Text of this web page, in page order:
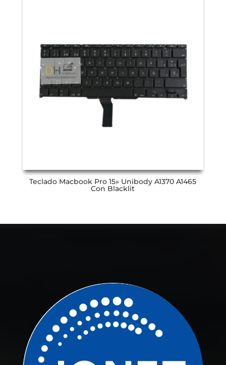
Teclado Macbook Pro 15» Unibody A1370 A1465
Con Blacklit